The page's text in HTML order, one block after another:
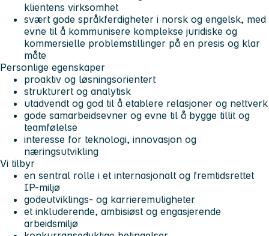
klientens virksomhet
svært gode språkferdigheter i norsk og engelsk, med
evne til å kommunisere komplekse juridiske og
kommersielle problemstillinger på en presis og klar
måte
Personlige egenskaper
proaktiv og løsningsorientert
strukturert og analytisk
utadvendt og god til å etablere relasjoner og nettverk
gode samarbeidsevner og evne til å bygge tillit og
teamfølelse
interesse for teknologi, innovasjon og
næringsutvikling
Vi tilbyr
en sentral rolle i et internasjonalt og fremtidsrettet
IP-miljø
godeutviklings- og karrieremuligheter
et inkluderende, ambisiøst og engasjerende
arbeidsmiljø